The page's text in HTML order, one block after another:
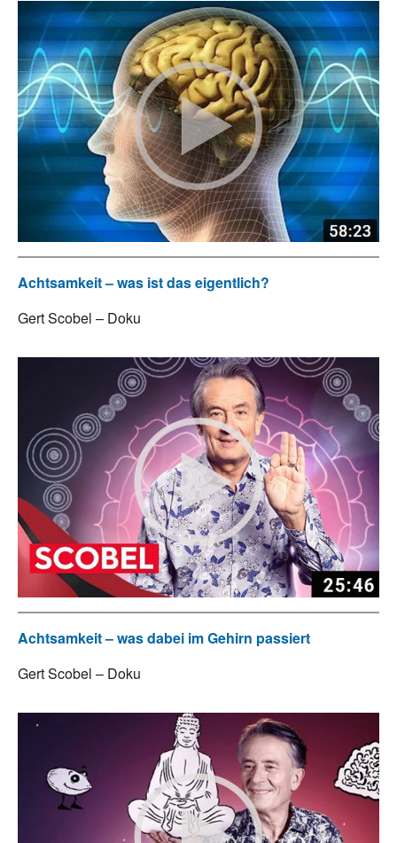
Achtsamkeit – was ist das eigentlich?
Gert Scobel – Doku
Achtsamkeit – was dabei im Gehirn passiert
Gert Scobel – Doku